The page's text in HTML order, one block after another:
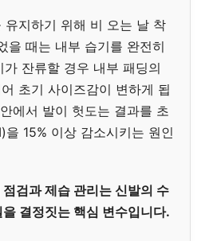
유지하기 위해 비 오는 날 착
을 때는 내부 습기를 완전히
잔류할 경우 내부 패딩의
초기 사이즈감이 변하게 됩
에서 발이 헛도는 결과를 초
을 15% 이상 감소시키는 원인
검과 제습 관리는 신발의 수
결정짓는 핵심 변수입니다.